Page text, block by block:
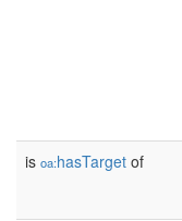
is oa:hasTarget of